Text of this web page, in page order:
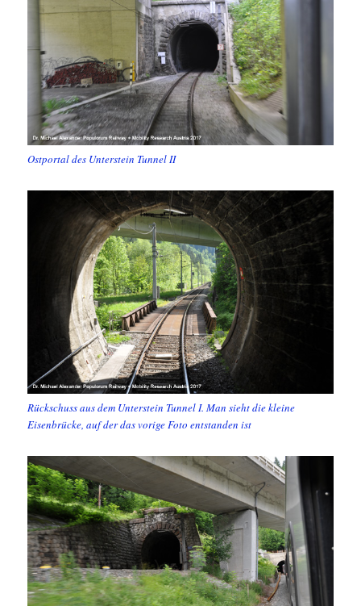
Ostportal des Unterstein Tunnel II
Rückschuss aus dem Unterstein Tunnel I. Man sieht die kleine
Eisenbrücke, auf der das vorige Foto entstanden ist